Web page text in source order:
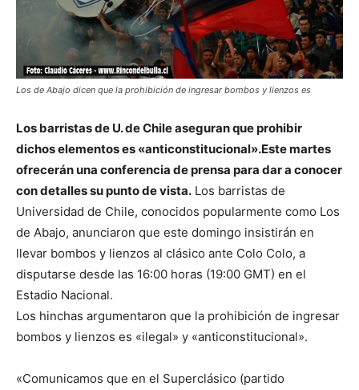
Los de Abajo dicen que la prohibición de ingresar bombos y lienzos es
Los barristas de U. de Chile aseguran que prohibir
dichos elementos es «anticonstitucional».Este martes
ofrecerán una conferencia de prensa para dar a conocer
con detalles su punto de vista. Los barristas de
Universidad de Chile, conocidos popularmente como Los
de Abajo, anunciaron que este domingo insistirán en
llevar bombos y lienzos al clásico ante Colo Colo, a
disputarse desde las 16:00 horas (19:00 GMT) en el
Estadio Nacional.
Los hinchas argumentaron que la prohibición de ingresar
bombos y lienzos es «ilegal» y «anticonstitucional».
«Comunicamos que en el Superclásico (partido